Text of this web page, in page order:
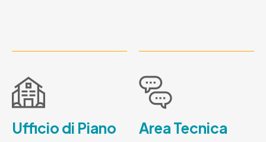
Ufficio di Piano Area Tecnica